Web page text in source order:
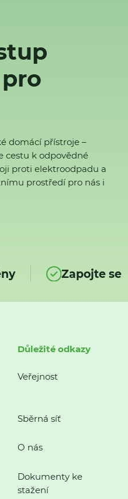
domácí přístroje –
cestu k odpovědné
proti elektroodpadu a
prostředí pro nás i
Zapojte se
Důležité odkazy
Veřejnost
Sběrná síť
O nás
Dokumenty ke
stažení